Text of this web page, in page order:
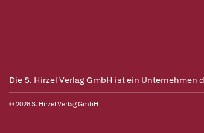
Die S. Hirzel Verlag GmbH ist ein Unternehmen
© 2026 S. Hirzel Verlag GmbH